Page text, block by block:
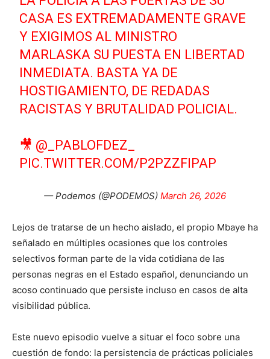
CASA ES EXTREMADAMENTE GRAVE
Y EXIGIMOS AL MINISTRO
MARLASKA SU PUESTA EN LIBERTAD
INMEDIATA. BASTA YA DE
HOSTIGAMIENTO, DE REDADAS
RACISTAS Y BRUTALIDAD POLICIAL.
🎥 @_PABLOFDEZ_
PIC.TWITTER.COM/P2PZZFIPAP
— Podemos (@PODEMOS) March 26, 2026
Lejos de tratarse de un hecho aislado, el propio Mbaye ha
señalado en múltiples ocasiones que los controles
selectivos forman parte de la vida cotidiana de las
personas negras en el Estado español, denunciando un
acoso continuado que persiste incluso en casos de alta
visibilidad pública.
Este nuevo episodio vuelve a situar el foco sobre una
cuestión de fondo: la persistencia de prácticas policiales